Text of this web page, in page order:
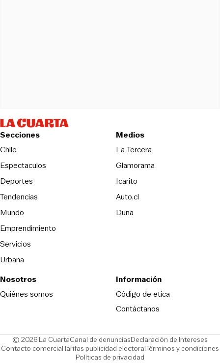
Secciones
Chile
Espectaculos
Deportes
Tendencias
Mundo
Emprendimiento
Servicios
Urbana
Medios
La TerceraOpens in new
Glamorama
Icarito
Auto.cl
DunaOpens in new window
Nosotros
Quiénes somos
Información
Código de eticaOpens in new
Contáctanos
© 2026 La CuartaCanal de denunciasOpens in new window
Declaración de Intereses
Contacto comercialOpens in new window
Tarifas publicidad electoralOpens in new window
Términos y condiciones
Políticas de privacidad